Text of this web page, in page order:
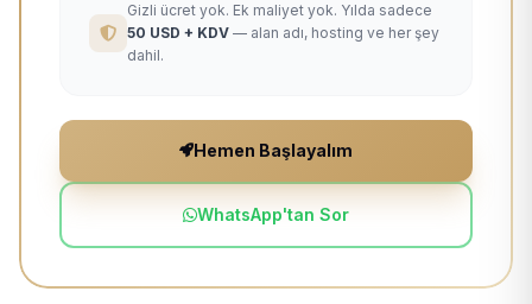
Gizli ücret yok. Ek maliyet yok. Yılda sadece
50 USD + KDV — alan adı, hosting ve her şey
dahil.
Hemen Başlayalım
WhatsApp'tan Sor